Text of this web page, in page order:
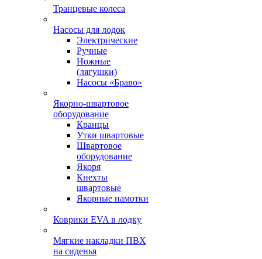
Транцевые колеса
Насосы для лодок
Электрические
Ручные
Ножные
(лягушки)
Насосы «Браво»
Якорно-швартовое
оборудование
Кранцы
Утки швартовые
Швартовое
оборудование
Якоря
Кнехты
швартовые
Якорные намотки
Коврики EVA в лодку
Мягкие накладки ПВХ
на сиденья